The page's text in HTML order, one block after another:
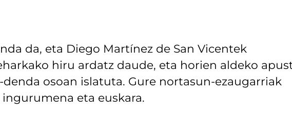
da, eta Diego Martínez de San Vicentek
hiru ardatz daude, eta horien aldeko
osoan islatuta. Gure nortasun-ezaugarriak
eta euskara.